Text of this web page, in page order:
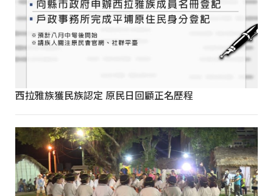
西拉雅族獲民族認定 原民日回顧正名歷程